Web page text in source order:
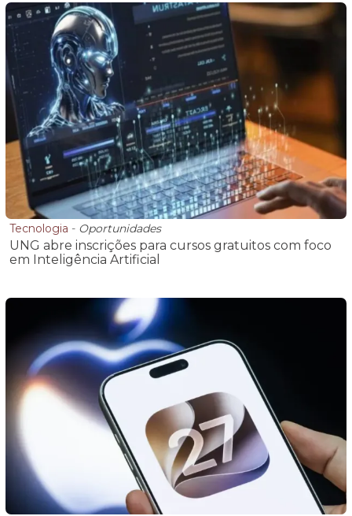
Tecnologia - Oportunidades
UNG abre inscrições para cursos gratuitos com foco
em Inteligência Artificial